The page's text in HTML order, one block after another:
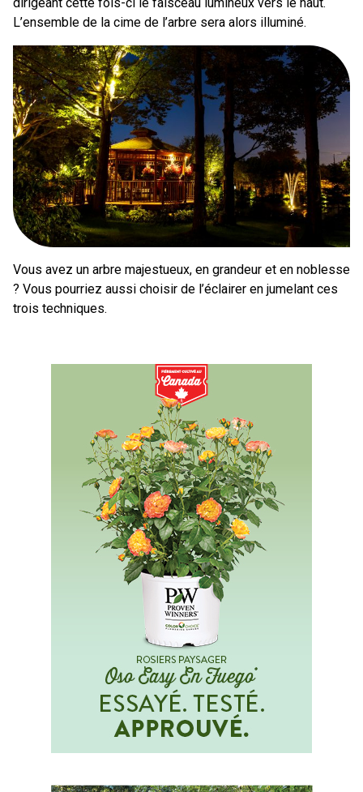
L’ensemble de la cime de l’arbre sera alors illuminé.
Vous avez un arbre majestueux, en grandeur et en noblesse
? Vous pourriez aussi choisir de l’éclairer en jumelant ces
trois techniques.